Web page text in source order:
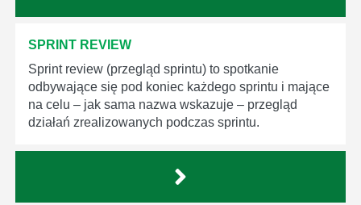
SPRINT REVIEW
Sprint review (przegląd sprintu) to spotkanie
odbywające się pod koniec każdego sprintu i mające
na celu – jak sama nazwa wskazuje – przegląd
działań zrealizowanych podczas sprintu.